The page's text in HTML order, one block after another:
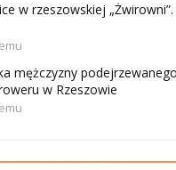
w rzeszowskiej
mężczyzny podejrzewanego
w Rzeszowie